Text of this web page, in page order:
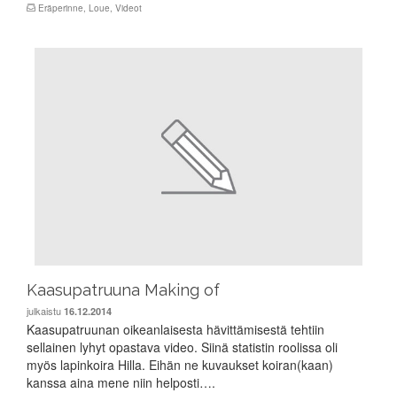
Eräperinne Loue Videot
Kaasupatruuna Making of
julkaistu 16.12.2014
Kaasupatruunan oikeanlaisesta hävittämisestä tehtiin
sellainen lyhyt opastava video. Siinä statistin roolissa oli
myös lapinkoira Hilla. Eihän ne kuvaukset koiran(kaan)
kanssa aina mene niin helposti….